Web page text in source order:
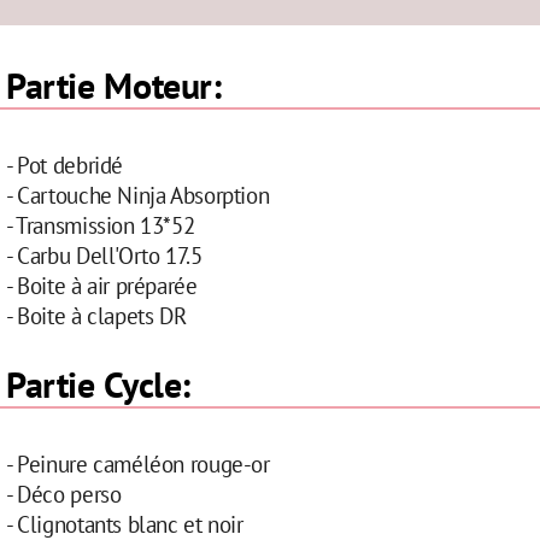
Partie Moteur:
- Pot debridé
- Cartouche Ninja Absorption
- Transmission 13*52
- Carbu Dell'Orto 17.5
- Boite à air préparée
- Boite à clapets DR
Partie Cycle:
- Peinure caméléon rouge-or
- Déco perso
- Clignotants blanc et noir